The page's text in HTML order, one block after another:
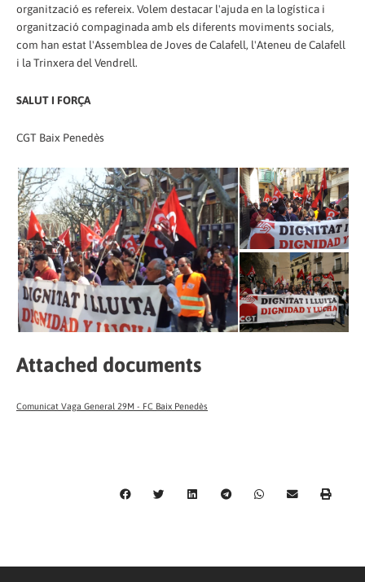
organització es refereix. Volem destacar l'ajuda en la logística i
organització compaginada amb els diferents moviments socials,
com han estat l'Assemblea de Joves de Calafell, l'Ateneu de Calafell
i la Trinxera del Vendrell.
SALUT I FORÇA
CGT Baix Penedès
Attached documents
Comunicat Vaga General 29M - FC Baix Penedès